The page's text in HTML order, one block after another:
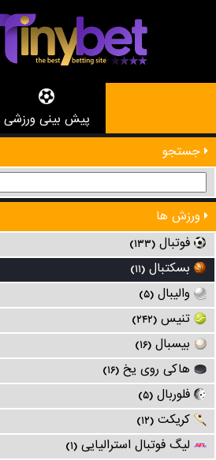
پیش بینی ورزشی
جستجو
ورزش ها
فوتبال (۱۳۳)
بسکتبال (۱۱)
والیبال (۵)
تنیس (۲۴۲)
بیسبال (۱۶)
هاکی روی یخ (۱۶)
فلوربال (۵)
کریکت (۱۲)
لیگ فوتبال استرالیایی (۱)